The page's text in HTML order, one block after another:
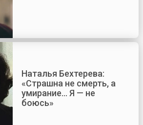
Наталья Бехтерева:
«Страшна не смерть, а
умирание... Я — не
боюсь»